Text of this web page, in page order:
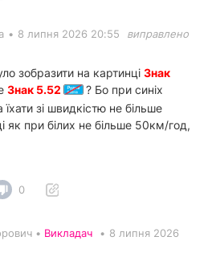
• 8 липня 2026 20:55
виправлено
зобразити на картинці Знак
Знак 5.52
? Бо при синіх
зі швидкістю не більше
як при білих не більше 50км/год,
0
• Викладач • 8 липня 2026